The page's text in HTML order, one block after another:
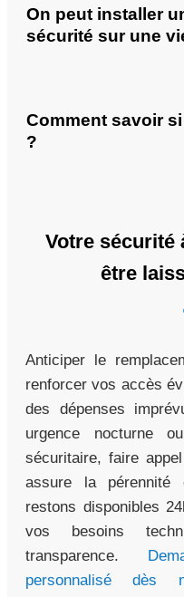
On peut installer
sécurité sur une
Comment savoir
?
Votre sécurité
être
Anticiper le
renforcer vos accès
des dépenses
urgence nocturne
sécuritaire, faire
assure la pérennité
restons disponibles
vos besoins
transparence.
personnalisé dès